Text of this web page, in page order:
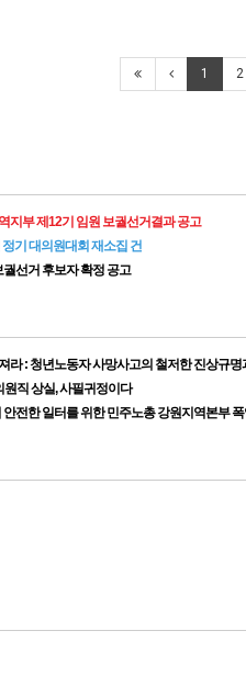
1 2
지부 제12기 임원 보궐선거결과 공고
기 대의원대회 재소집 건
선거 후보자 확정 공고
라 : 청년노동자 사망사고의 철저한 진상규
원직 상실, 사필귀정이다
전한 일터를 위한 민주노총 강원지역본부